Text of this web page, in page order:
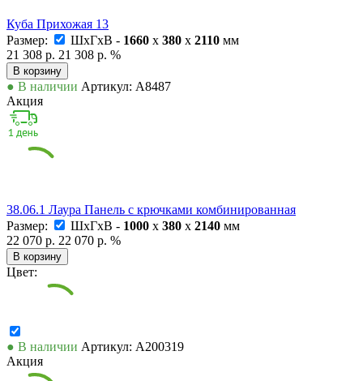
Куба Прихожая 13
Размер:
ШxГxВ - 1660 x 380 x 2110 мм
21 308 р. 21 308 р. %
В корзину
● В наличии Артикул: А8487
Акция
38.06.1 Лаура Панель с крючками комбинированная
Размер:
ШxГxВ - 1000 x 380 x 2140 мм
22 070 р. 22 070 р. %
В корзину
Цвет:
● В наличии Артикул: А200319
Акция